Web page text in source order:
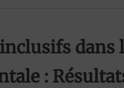
dans
: